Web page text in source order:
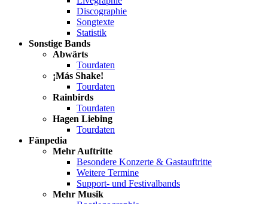
Discographie
Songtexte
Statistik
Sonstige Bands
Abwärts
Tourdaten
¡Más Shake!
Tourdaten
Rainbirds
Tourdaten
Hagen Liebing
Tourdaten
Fänpedia
Mehr Auftritte
Besondere Konzerte & Gastauftritte
Weitere Termine
Support- und Festivalbands
Mehr Musik